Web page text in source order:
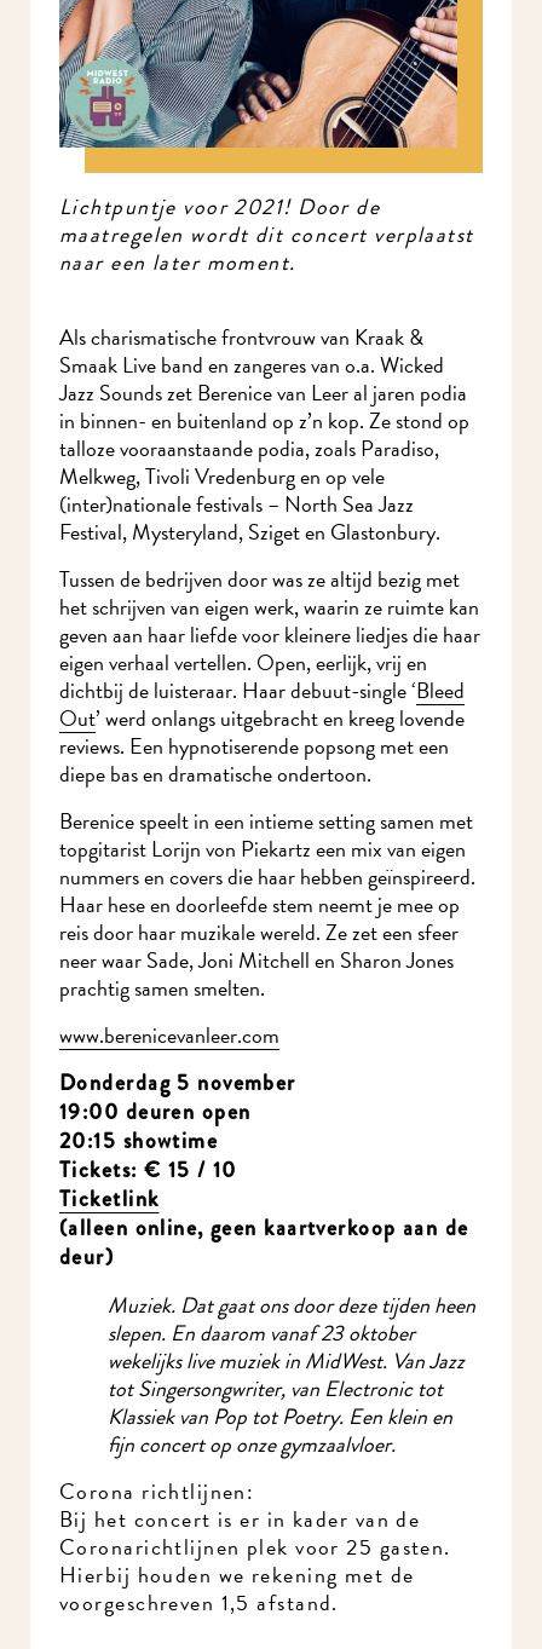
Lichtpuntje voor 2021! Door de
maatregelen wordt dit concert verplaatst
naar een later moment.
Als charismatische frontvrouw van Kraak &
Smaak Live band en zangeres van o.a. Wicked
Jazz Sounds zet Berenice van Leer al jaren podia
in binnen- en buitenland op z’n kop. Ze stond op
talloze vooraanstaande podia, zoals Paradiso,
Melkweg, Tivoli Vredenburg en op vele
(inter)nationale festivals – North Sea Jazz
Festival, Mysteryland, Sziget en Glastonbury.
Tussen de bedrijven door was ze altijd bezig met
het schrijven van eigen werk, waarin ze ruimte
kan geven aan haar liefde voor kleinere liedjes die
haar eigen verhaal vertellen. Open, eerlijk, vrij en
dichtbij de luisteraar. Haar debuut-single ‘Bleed
Out’ werd onlangs uitgebracht en kreeg lovende
reviews. Een hypnotiserende popsong met een
diepe bas en dramatische ondertoon.
Berenice speelt in een intieme setting samen met
topgitarist Lorijn von Piekartz een mix van eigen
nummers en covers die haar hebben geïnspireerd.
Haar hese en doorleefde stem neemt je mee op
reis door haar muzikale wereld. Ze zet een sfeer
neer waar Sade, Joni Mitchell en Sharon Jones
prachtig samen smelten.
www.berenicevanleer.com
Donderdag 5 november
19:00 deuren open
20:15 showtime
Tickets: € 15 / 10
Ticketlink
(alleen online, geen kaartverkoop aan de
deur)
Muziek. Dat gaat ons door deze tijden heen
slepen. En daarom vanaf 23 oktober
wekelijks live muziek in MidWest. Van Jazz
tot Singersongwriter, van Electronic tot
Klassiek van Pop tot Poetry. Een klein en
fijn concert op onze gymzaalvloer.
Corona richtlijnen:
Bij het concert is er in kader van de
Coronarichtlijnen plek voor 25 gasten.
Hierbij houden we rekening met de
voorgeschreven 1,5 afstand.
Ik wil MidWest-
nieuws!
Meld je aan voor onze nieuwsbrief en mis nooit meer iets in
MidWest.